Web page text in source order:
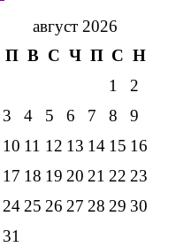
август 2026
П В С Ч П С Н
1
2
3
4 5 6 7 8
9
10 11 12 13 14 15 16
17 18 19 20 21 22 23
24 25 26 27 28 29 30
31